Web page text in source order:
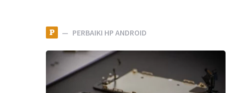
P PERBAIKI HP ANDROID